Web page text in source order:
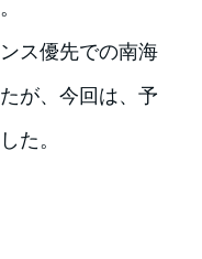
ス優先での南海
が、今回は、予
た。